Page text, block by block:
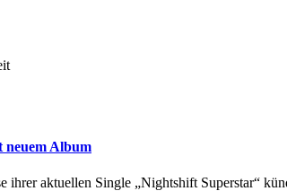
neuem Album
ihrer aktuellen Single „Nightshift Superstar“